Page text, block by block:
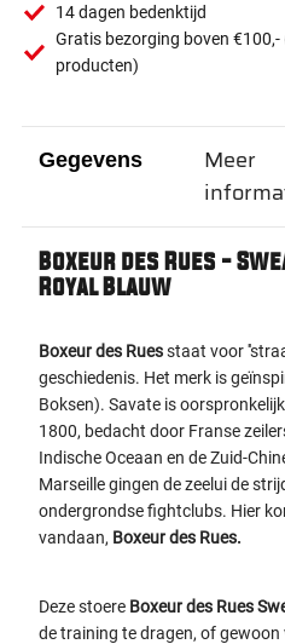
14 dagen bedenktijd
Gratis bezorging boven
producten)
Gegevens
Boxeur des Rues -
Royal Blauw
Boxeur des Ruesstaat voor
geschiedenis. Het merk is
Boksen). Savate is
1800, bedacht door Franse
Indische Oceaan en de Zuid-
Marseille gingen de zeelui de
ondergrondse fightclubs. Hier
vandaan, Boxeur des Rues.
Deze stoere Boxeur des Rues
de training te dragen, of gewoon
Meer